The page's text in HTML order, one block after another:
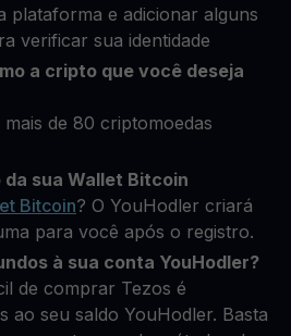
plataforma e adicionar alguns
verificar sua identidade
a cripto que você deseja
de 80 criptomoedas
sua Wallet Bitcoin
Bitcoin? O YouHodler criará
para você após o registro.
à sua conta YouHodler?
de comprar Tezos é
ao seu saldo YouHodler. Basta